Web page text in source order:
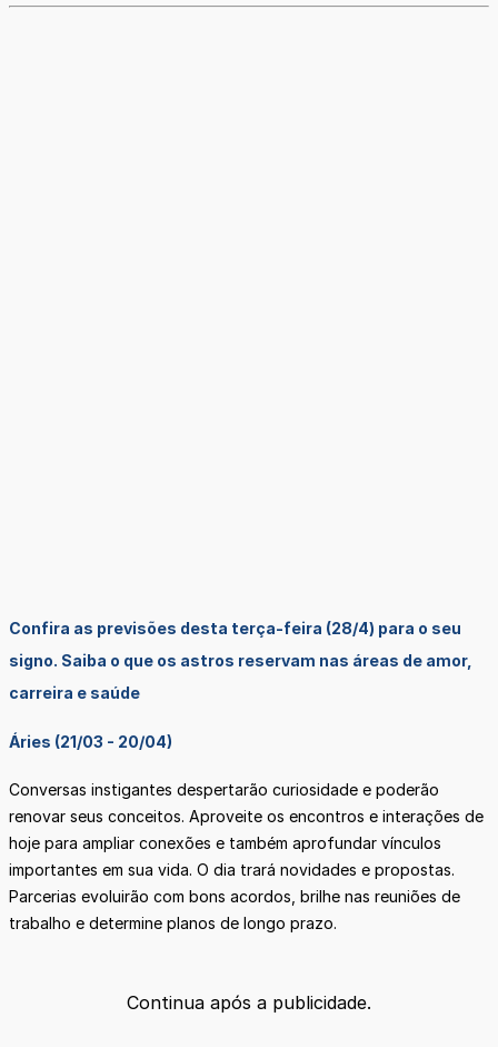
Confira as previsões desta terça-feira (28/4) para o seu
signo. Saiba o que os astros reservam nas áreas de amor,
carreira e saúde
Áries (21/03 - 20/04)
Conversas instigantes despertarão curiosidade e poderão
renovar seus conceitos. Aproveite os encontros e interações de
hoje para ampliar conexões e também aprofundar vínculos
importantes em sua vida. O dia trará novidades e propostas.
Parcerias evoluirão com bons acordos, brilhe nas reuniões de
trabalho e determine planos de longo prazo.
Continua após a publicidade.